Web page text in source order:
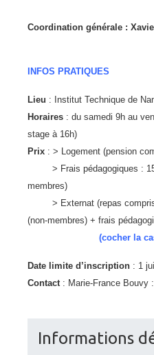
Coordination générale :
INFOS PRATIQUES
Lieu : Institut Technique de
Horaires : du samedi 9h au
stage à 16h)
Prix : > Logement (pension
> Frais pédagogiques :
membres)
> Externat (repas compris)
(non-membres) + frais
(cocher la
Date limite d’inscription : 1
Contact : Marie-France Bouvy
Informations